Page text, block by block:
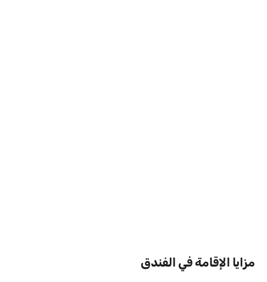
مزايا الإقامة في الفندق